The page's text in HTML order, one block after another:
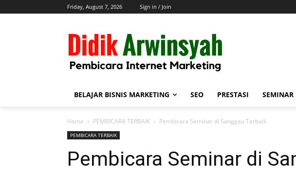
Friday, August 7, 2026 Sign in / Join
BELAJAR BISNIS MARKETING SEO PRESTASI SEMINAR
Home PEMBICARA TERBAIK Pembicara Seminar di Sanggau Terbaik
PEMBICARA TERBAIK
Pembicara Seminar di